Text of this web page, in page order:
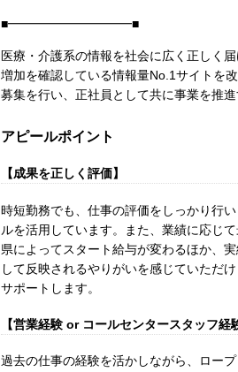
■━━━━━━━━━━■
医療・介護系の情報を社会に広く正しく
増加を確認している情報量No.1サイトを
募集を行い、正社員として共に事業を推
アピールポイント
【成果を正しく評価】
時短勤務でも、仕事の評価をしっかり行
ルを活用しています。また、業績に応じ
県によってスタート給与が変わるほか、
して反映されるやりがいを感じていただ
サポートします。
【営業経験 or コールセンタースタッフ経
過去の仕事の経験を活かしながら、ロー